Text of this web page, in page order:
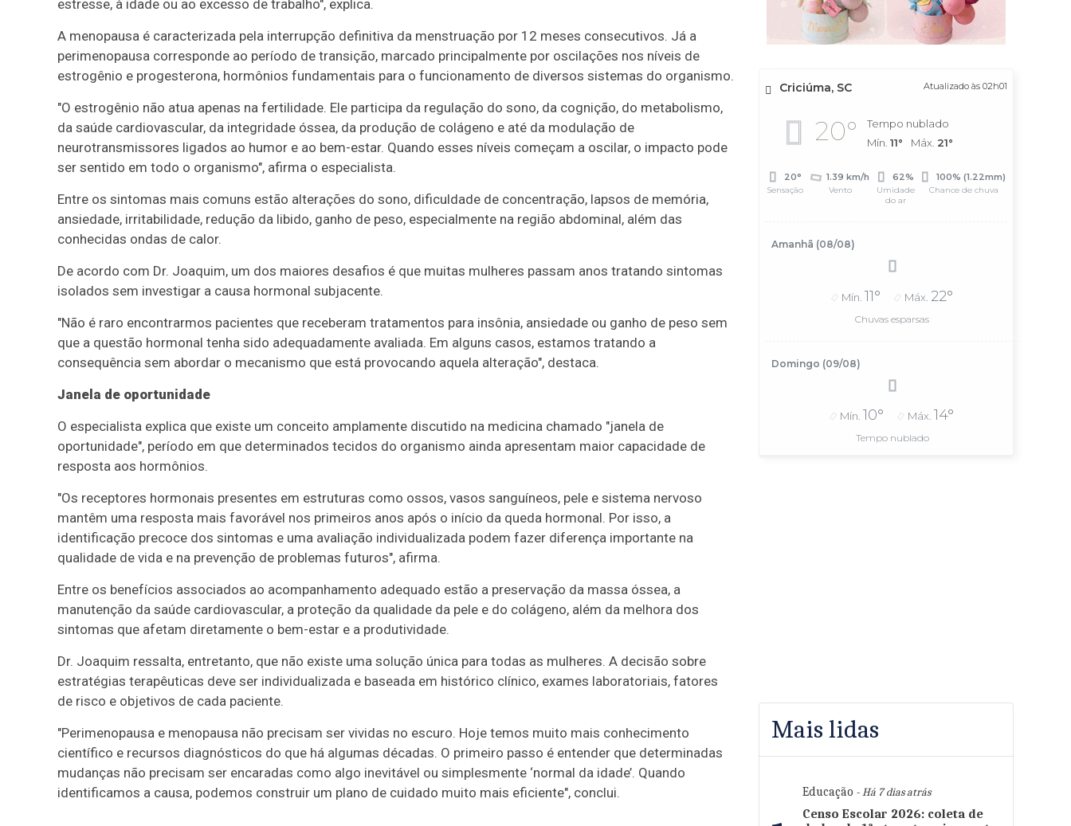
estresse, à idade ou ao excesso de trabalho", explica.
A menopausa é caracterizada pela interrupção definitiva da menstruação por 12 meses consecutivos. Já a
perimenopausa corresponde ao período de transição, marcado principalmente por oscilações nos níveis de
estrogênio e progesterona, hormônios fundamentais para o funcionamento de diversos sistemas do organismo.
"O estrogênio não atua apenas na fertilidade. Ele participa da regulação do sono, da cognição, do metabolismo,
da saúde cardiovascular, da integridade óssea, da produção de colágeno e até da modulação de
neurotransmissores ligados ao humor e ao bem-estar. Quando esses níveis começam a oscilar, o impacto pode
ser sentido em todo o organismo", afirma o especialista.
Entre os sintomas mais comuns estão alterações do sono, dificuldade de concentração, lapsos de memória,
ansiedade, irritabilidade, redução da libido, ganho de peso, especialmente na região abdominal, além das
conhecidas ondas de calor.
De acordo com Dr. Joaquim, um dos maiores desafios é que muitas mulheres passam anos tratando sintomas
isolados sem investigar a causa hormonal subjacente.
"Não é raro encontrarmos pacientes que receberam tratamentos para insônia, ansiedade ou ganho de peso sem
que a questão hormonal tenha sido adequadamente avaliada. Em alguns casos, estamos tratando a
consequência sem abordar o mecanismo que está provocando aquela alteração", destaca.
Janela de oportunidade
O especialista explica que existe um conceito amplamente discutido na medicina chamado "janela de
oportunidade", período em que determinados tecidos do organismo ainda apresentam maior capacidade de
resposta aos hormônios.
"Os receptores hormonais presentes em estruturas como ossos, vasos sanguíneos, pele e sistema nervoso
mantêm uma resposta mais favorável nos primeiros anos após o início da queda hormonal. Por isso, a
identificação precoce dos sintomas e uma avaliação individualizada podem fazer diferença importante na
qualidade de vida e na prevenção de problemas futuros", afirma.
Entre os benefícios associados ao acompanhamento adequado estão a preservação da massa óssea, a
manutenção da saúde cardiovascular, a proteção da qualidade da pele e do colágeno, além da melhora dos
sintomas que afetam diretamente o bem-estar e a produtividade.
Dr. Joaquim ressalta, entretanto, que não existe uma solução única para todas as mulheres. A decisão sobre
estratégias terapêuticas deve ser individualizada e baseada em histórico clínico, exames laboratoriais, fatores
de risco e objetivos de cada paciente.
"Perimenopausa e menopausa não precisam ser vividas no escuro. Hoje temos muito mais conhecimento
científico e recursos diagnósticos do que há algumas décadas. O primeiro passo é entender que determinadas
mudanças não precisam ser encaradas como algo inevitável ou simplesmente ‘normal da idade’. Quando
identificamos a causa, podemos construir um plano de cuidado muito mais eficiente", conclui.
Criciúma, SC Atualizado às 02h01
20°
Tempo nublado
Mín. 11° Máx. 21°
20°
Sensação
1.39 km/h
Vento
62%
Umidade
do ar
100% (1.22mm)
Chance de chuva
Amanhã (08/08)
Mín. 11° Máx. 22°
Chuvas esparsas
Domingo (09/08)
Mín. 10° Máx. 14°
Tempo nublado
Mais lidas
Educação - Há 7 dias atrás
Censo Escolar 2026: coleta de